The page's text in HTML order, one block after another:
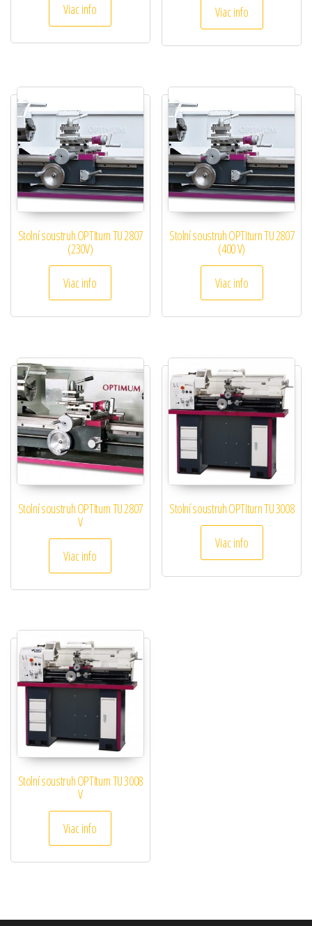
Viac info Viac info
Stolní soustruh OPTIturn TU 2807
(230V)
Viac info
Stolní soustruh OPTIturn TU 2807
(400 V)
Viac info
Stolní soustruh OPTIturn TU 2807
V
Viac info
Stolní soustruh OPTIturn TU 3008
Viac info
Stolní soustruh OPTIturn TU 3008
V
Viac info